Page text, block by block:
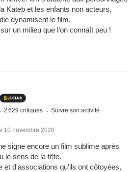
Kateb et les enfants non acteurs,
dynamisent le film.
un milieu que l’on connaît peu !
2 629 critiques Suivre son activité
10 novembre 2020
signe encore un film sublime après
le sens de la fête.
et d'associations qu'ils ont côtoyées,